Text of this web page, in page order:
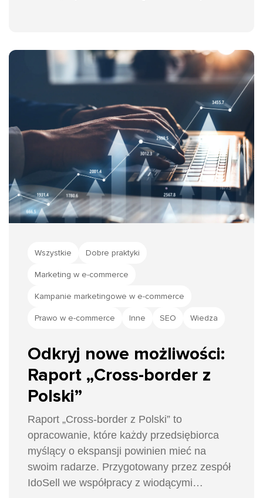
Wszystkie Dobre praktyki
Marketing w e-commerce
Kampanie marketingowe w e-commerce
Prawo w e-commerce Inne SEO Wiedza
Odkryj nowe możliwości:
Raport „Cross-border z
Polski”
Raport „Cross-border z Polski” to
opracowanie, które każdy przedsiębiorca
myślący o ekspansji powinien mieć na
swoim radarze. Przygotowany przez zespół
IdoSell we współpracy z wiodącymi